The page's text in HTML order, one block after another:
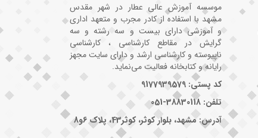
موسسه آموزش عالی عطار در شهر مقدس
مشهد با استفاده از کادر مجرب و متعهد اداری
و آموزشی دارای بیست و سه رشته و سه
گرایش در مقاطع کارشناسی ، کارشناسی
ناپیوسته و کارشناسی ارشد و دارای سایت مجهز
رایانه و کتابخانه فعالیت می‌نماید.
کد پستی: 9177939579
تلفن: 38830118-051
آدرس: مشهد، بلوار کوثر، کوثر43، پلاک 6و8